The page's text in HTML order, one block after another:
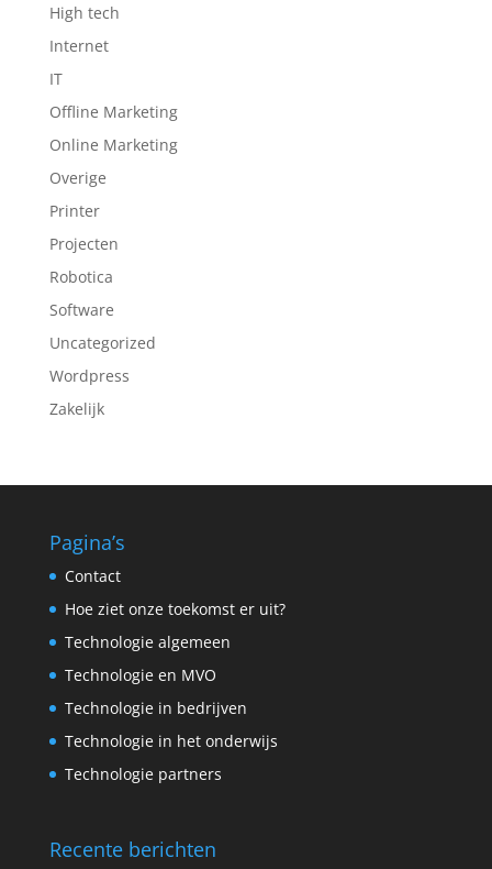
High tech
Internet
IT
Offline Marketing
Online Marketing
Overige
Printer
Projecten
Robotica
Software
Uncategorized
Wordpress
Zakelijk
Pagina’s
Contact
Hoe ziet onze toekomst er uit?
Technologie algemeen
Technologie en MVO
Technologie in bedrijven
Technologie in het onderwijs
Technologie partners
Recente berichten